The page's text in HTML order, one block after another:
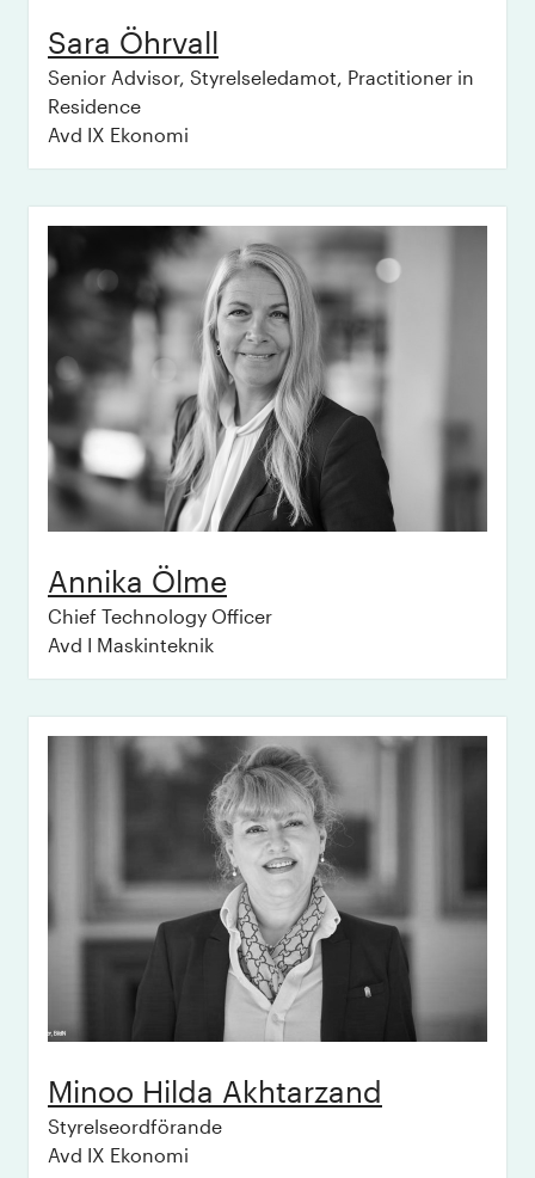
Sara Öhrvall
Senior Advisor, Styrelseledamot, Practitioner in
Residence
Avd IX Ekonomi
Annika Ölme
Chief Technology Officer
Avd I Maskinteknik
Minoo Hilda Akhtarzand
Styrelseordförande
Avd IX Ekonomi